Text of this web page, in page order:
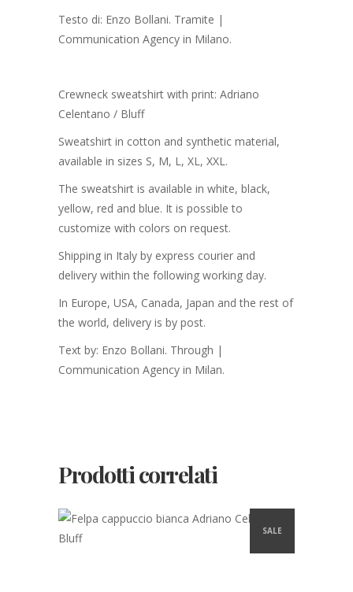
Testo di: Enzo Bollani. Tramite |
Communication Agency in Milano.
Crewneck sweatshirt with print: Adriano
Celentano / Bluff
Sweatshirt in cotton and synthetic material,
available in sizes S, M, L, XL, XXL.
The sweatshirt is available in white, black,
yellow, red and blue. It is possible to
customize with colors on request.
Shipping in Italy by express courier and
delivery within the following working day.
In Europe, USA, Canada, Japan and the rest of
the world, delivery is by post.
Text by: Enzo Bollani. Through |
Communication Agency in Milan.
Prodotti correlati
SALE